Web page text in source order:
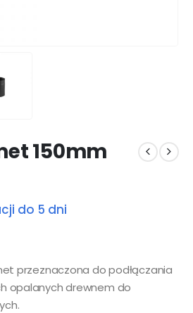
150mm
do 5 dni
przeznaczona do podłączania
opalanych drewnem do